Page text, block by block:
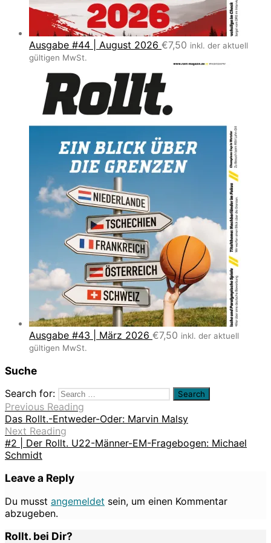
Ausgabe #44 | August 2026 €7,50 inkl. der aktuell
gültigen MwSt.
Ausgabe #43 | März 2026 €7,50 inkl. der aktuell
gültigen MwSt.
Suche
Search for:
Previous Reading
Das Rollt.-Entweder-Oder: Marvin Malsy
Next Reading
#2 | Der Rollt. U22-Männer-EM-Fragebogen: Michael
Schmidt
Leave a Reply
Du musst angemeldet sein, um einen Kommentar
abzugeben.
Rollt. bei Dir?